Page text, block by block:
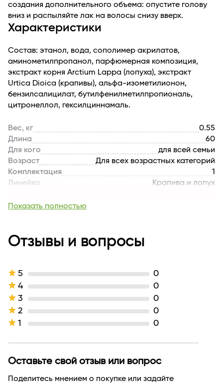
создания дополнительного объема: опустите голову
вниз и распыляйте лак на волосы снизу вверх.
Характеристики
Состав: этанол, вода, сополимер акрилатов,
аминометилпропанол, парфюмерная композиция,
экстракт корня Arctium Lappa (лопуха), экстракт
Urtica Dioica (крапивы), альфа-изометилионон,
бензилсалицилат, бутилфенилметилпропиональ,
цитронеллол, гексилциннамаль.
Вес, кг
0.55
Длина
60
Для кого
для всей семьи
Возраст
Для всех возрастных категорий
Комплектация
1
Линейка
Крапива и лопух
Назначение продукта
Производитель
Страна бренда
Показать полностью
Отзывы и вопросы
5
0
4
0
3
0
2
0
1
0
Оставьте свой отзыв или вопрос
Поделитесь мнением о покупке или задайте